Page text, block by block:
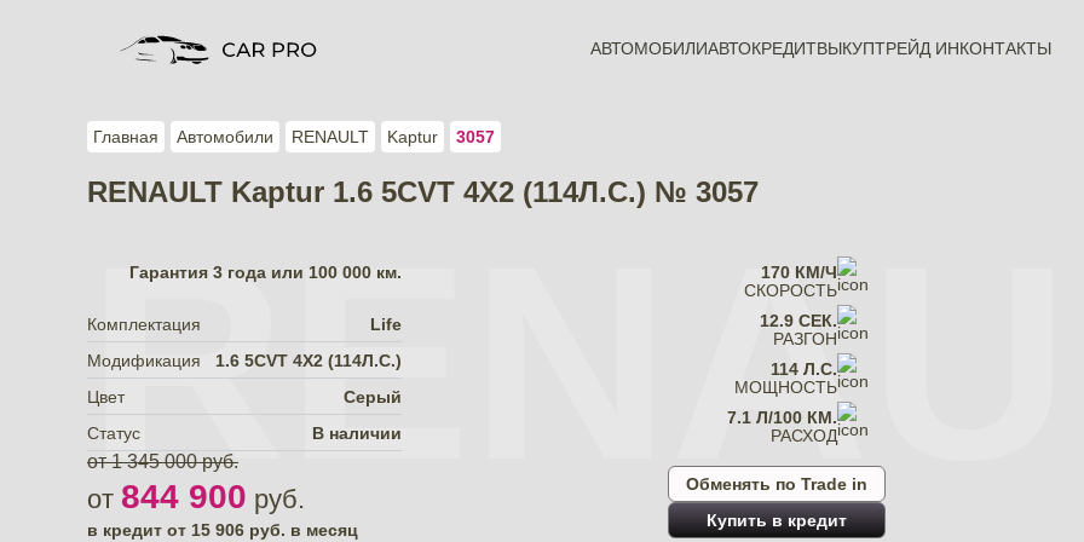
АВТОМОБИЛИАВТОКРЕДИТВЫКУПТРЕЙД ИНКОНТАКТЫ
Главная Автомобили RENAULT Kaptur 3057
RENAULT Kaptur 1.6 5CVT 4X2 (114Л.С.) № 3057
Гарантия 3 года или 100 000 км.
Комплектация
Life
Модификация
1.6 5CVT 4X2 (114Л.С.)
Цвет
Серый
Статус
В наличии
от 1 345 000 руб.
от 844 900 руб.
в кредит от 15 906 руб. в месяц
170 КМ/Ч
СКОРОСТЬ
12.9 СЕК.
РАЗГОН
114 Л.С.
МОЩНОСТЬ
7.1 Л/100 КМ.
РАСХОД
Обменять по Trade in
Купить в кредит